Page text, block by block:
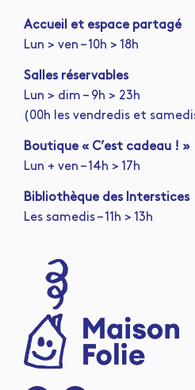
Accueil et espace partagé
Lun > ven – 10h > 18h
Salles réservables
Lun > dim – 9h > 23h
(00h les vendredis et
Boutique « C’est cadeau ! »
Lun + ven – 14h > 17h
Bibliothèque des Interstices
Les samedis – 11h > 13h